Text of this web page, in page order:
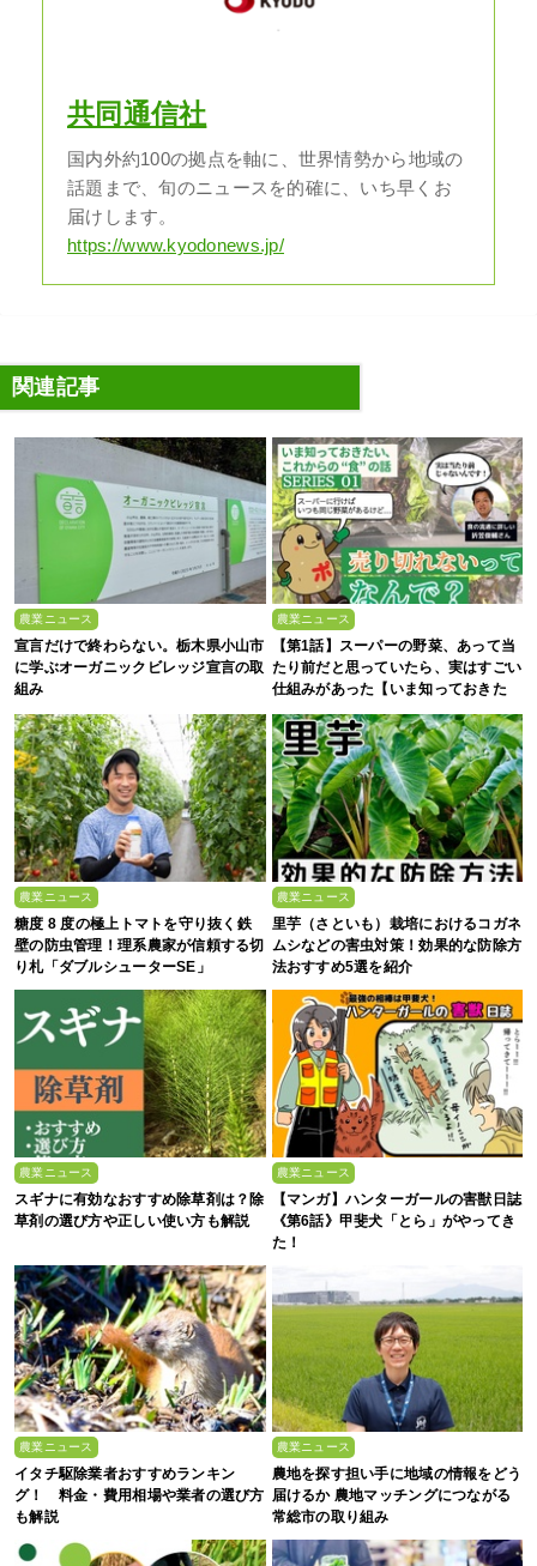
共同通信社
国内外約100の拠点を軸に、世界情勢から地域の
話題まで、旬のニュースを的確に、いち早くお
届けします。
https://www.kyodonews.jp/
関連記事
農業ニュース
宣言だけで終わらない。栃木県小山市
に学ぶオーガニックビレッジ宣言の取
組み
農業ニュース
【第1話】スーパーの野菜、あって当
たり前だと思っていたら、実はすごい
仕組みがあった【いま知っておきた
い、これからの”食”の話】
農業ニュース
糖度 8 度の極上トマトを守り抜く鉄
壁の防虫管理！理系農家が信頼する切
り札「ダブルシューターSE」
農業ニュース
里芋（さといも）栽培におけるコガネ
ムシなどの害虫対策！効果的な防除方
法おすすめ5選を紹介
農業ニュース
スギナに有効なおすすめ除草剤は？除
草剤の選び方や正しい使い方も解説
農業ニュース
【マンガ】ハンターガールの害獣日誌
《第6話》甲斐犬「とら」がやってき
た！
農業ニュース
イタチ駆除業者おすすめランキン
グ！ 料金・費用相場や業者の選び方
も解説
農業ニュース
農地を探す担い手に地域の情報をどう
届けるか 農地マッチングにつながる
常総市の取り組み